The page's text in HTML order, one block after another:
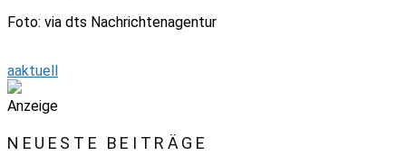
Foto: via dts Nachrichtenagentur
aaktuell
Anzeige
NEUESTE BEITRÄGE